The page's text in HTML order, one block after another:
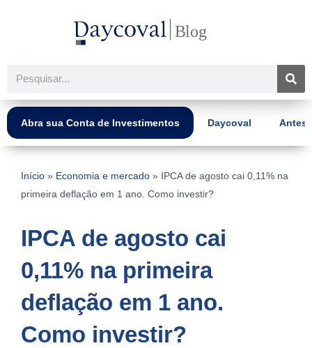
Pesquisar
Abra sua Conta de Investimentos Daycoval Antes
Início » Economia e mercado » IPCA de agosto cai 0,11% na
primeira deflação em 1 ano. Como investir?
IPCA de agosto cai
0,11% na primeira
deflação em 1 ano.
Como investir?